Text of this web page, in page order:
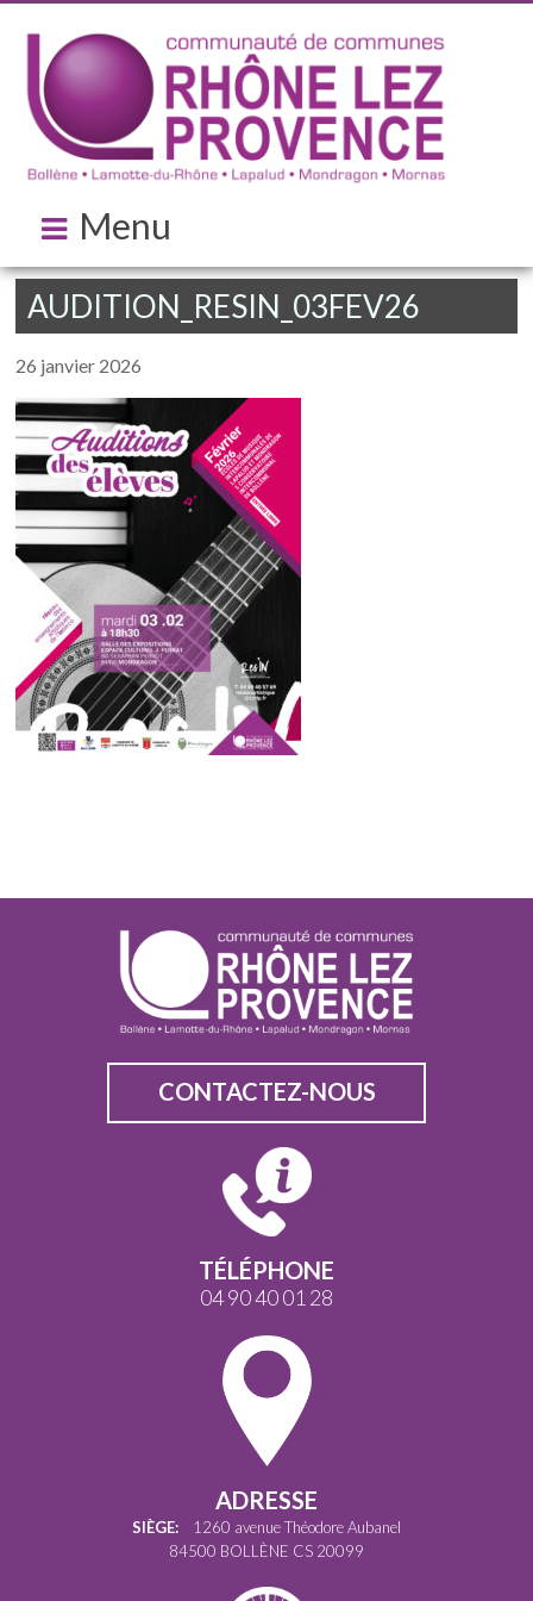
Menu
AUDITION_RESIN_03FEV26
26 janvier 2026
CONTACTEZ-NOUS
TÉLÉPHONE
04 90 40 01 28
ADRESSE
SIÈGE: 1260 avenue Théodore Aubanel
84500 BOLLÈNE CS 20099